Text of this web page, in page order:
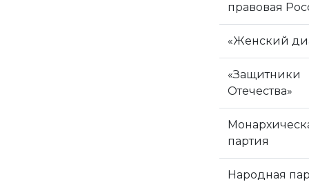
правовая
«Женский
«Защитники
Отечества»
партия
Народная